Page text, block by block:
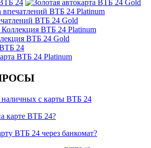
наличных с карты ВТБ 24
карте ВТБ 24?
ВТБ 24 через банкомат?